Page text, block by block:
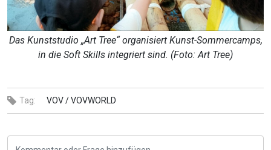
Das Kunststudio „Art Tree“ organisiert Kunst-Sommercamps,
in die Soft Skills integriert sind. (Foto: Art Tree)
Tag: VOV /VOVWORLD